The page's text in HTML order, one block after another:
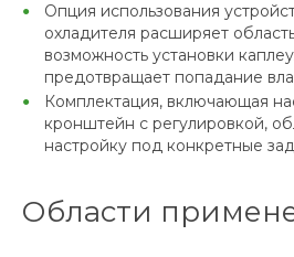
Опция использования
охладителя расширяет
возможность установки
предотвращает попадание
Комплектация, включающая
кронштейн с регулировкой,
настройку под конкретные
Области